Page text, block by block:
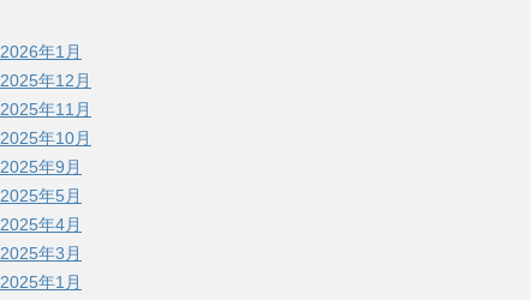
2026年1月
2025年12月
2025年11月
2025年10月
2025年9月
2025年5月
2025年4月
2025年3月
2025年1月